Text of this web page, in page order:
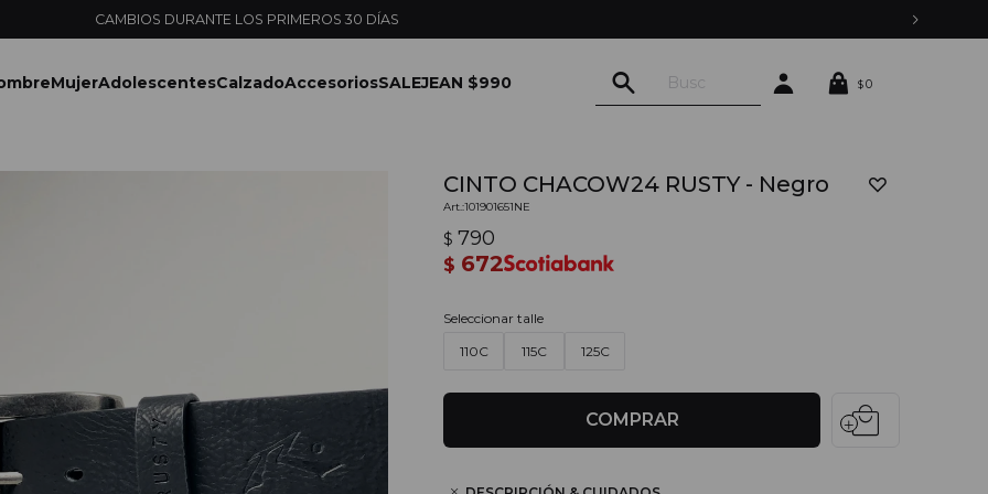
CAMBIOS DURANTE LOS PRIMEROS 30 DÍAS
MujerAdolescentesCalzadoAccesoriosSALEJEAN $990 $0
CINTO CHACOW24 RUSTY - Negro
101901651NE
$ 790
$ 672
Seleccionar talle
110C
115C 125C
COMPRAR local_mall